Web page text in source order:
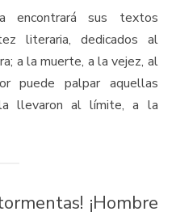
encontrará sus textos
literaria, dedicados al
a la muerte, a la vejez, al
puede palpar aquellas
llevaron al límite, a la
¡Hombre